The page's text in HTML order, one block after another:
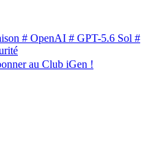
# OpenAI # GPT-5.6 Sol #
au Club iGen !